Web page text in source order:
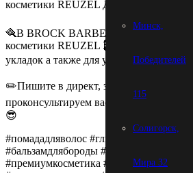
Минск,
Победителей
115
Солигорск,
Мира 32
🪮В BROCK BARBERSHOP большое
косметики REUZEL💈 Для разных
укладок а также для ухода за бородой🧔‍♂️
✏️Пишите в директ, звоните
проконсультируем вас по
😎
#помададляволос #глинадляволос
#бальзамдлябороды #маслодлябороды
#премиумкосметика